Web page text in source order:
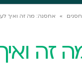
» אחסנה: מה זה ואיך
זה